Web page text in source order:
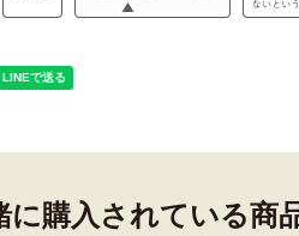
に購入されている商